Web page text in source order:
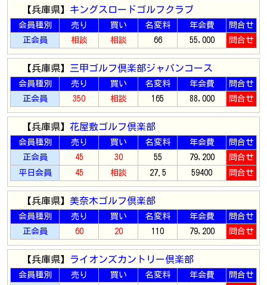
【兵庫県】 キングスロードゴルフクラブ
会員種別 売り 買い 名変料 年会費
問合せ
正会員
相談 相談 66 55,000 問合せ
【兵庫県】 三甲ゴルフ倶楽部ジャパンコース
会員種別 売り 買い 名変料 年会費
問合せ
正会員
350 相談 165 88,000 問合せ
【兵庫県】 花屋敷ゴルフ倶楽部
会員種別 売り 買い 名変料 年会費
問合せ
正会員
45 30 55 79,200
問合せ
平日会員
45 相談 27.5 59400 問合せ
【兵庫県】 美奈木ゴルフ倶楽部
会員種別 売り 買い 名変料 年会費
問合せ
正会員
60 20 110 79,200 問合せ
【兵庫県】 ライオンズカントリー倶楽部
会員種別 売り 買い 名変料 年会費
問合せ